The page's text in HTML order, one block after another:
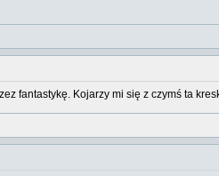
fantastykę. Kojarzy mi się z czymś ta